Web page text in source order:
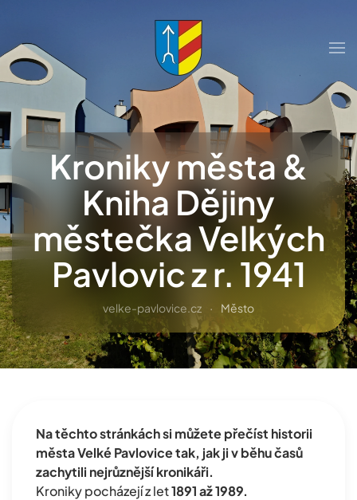
Přejít na hlavní obsah
Kroniky města &
Kniha Dějiny
městečka Velkých
Pavlovic z r. 1941
velke-pavlovice.cz Město
Na těchto stránkách si můžete přečíst historii
města Velké Pavlovice tak, jak ji v běhu časů
zachytili nejrůznější kronikáři.
Kroniky pocházejí z let1891 až 1989.